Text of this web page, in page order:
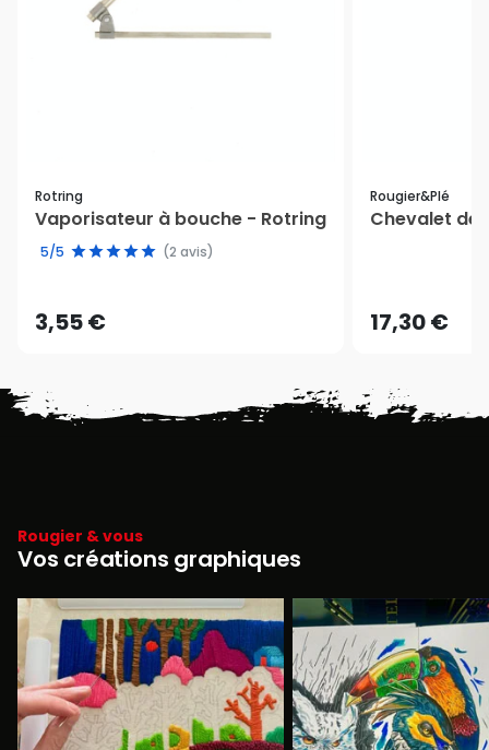
Rotring
Vaporisateur à bouche - Rotring
5/5 (2 avis)
3,55 €
Rougier&plé
Chevalet de
17,30 €
Rougier & vous
Vos créations graphiques